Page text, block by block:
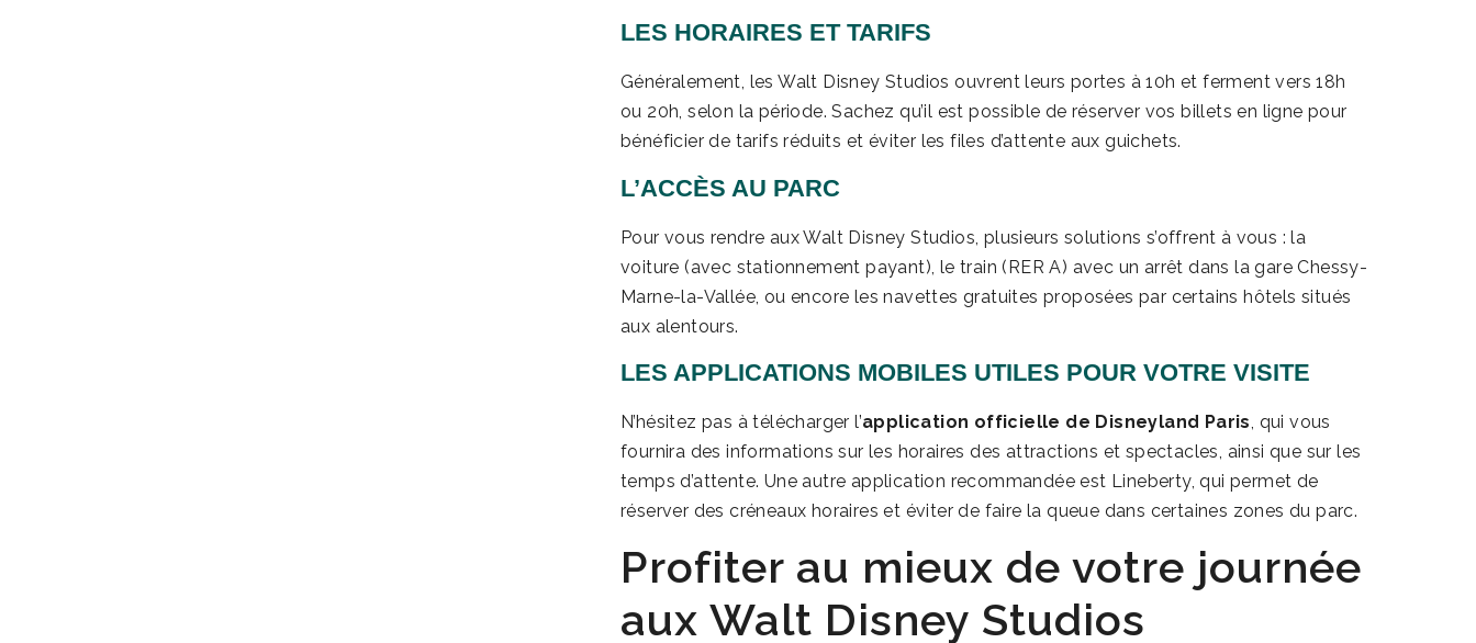
LES HORAIRES ET TARIFS
Généralement, les Walt Disney Studios ouvrent leurs portes à 10h et ferment vers 18h
ou 20h, selon la période. Sachez qu’il est possible de réserver vos billets en ligne pour
bénéficier de tarifs réduits et éviter les files d’attente aux guichets.
L’ACCÈS AU PARC
Pour vous rendre aux Walt Disney Studios, plusieurs solutions s’offrent à vous : la
voiture (avec stationnement payant), le train (RER A) avec un arrêt dans la gare Chessy-
Marne-la-Vallée, ou encore les navettes gratuites proposées par certains hôtels situés
aux alentours.
LES APPLICATIONS MOBILES UTILES POUR VOTRE VISITE
N’hésitez pas à télécharger l’application officielle de Disneyland Paris, qui vous
fournira des informations sur les horaires des attractions et spectacles, ainsi que sur les
temps d’attente. Une autre application recommandée est Lineberty, qui permet de
réserver des créneaux horaires et éviter de faire la queue dans certaines zones du parc.
Profiter au mieux de votre journée
aux Walt Disney Studios